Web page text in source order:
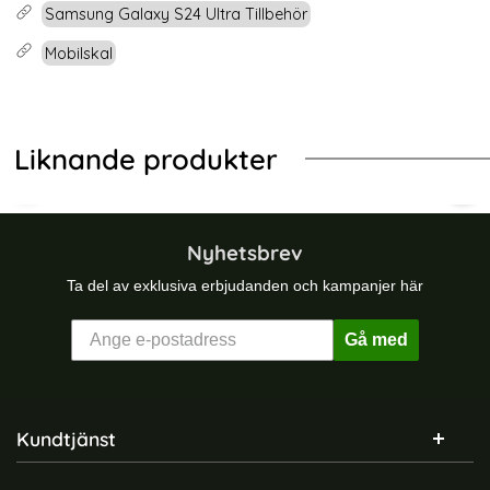
Samsung Galaxy S24 Ultra Tillbehör
Mobilskal
Liknande produkter
Shockproof Lila
S23 Plus Skal Ultimata Stöttåligt med Stöd Lila
Samsung Galaxy S24 Plus Skal
Nyhetsbrev
Ta del av exklusiva erbjudanden och kampanjer här
Gå med
Sidfot Blandad info och länkar
Kundtjänst